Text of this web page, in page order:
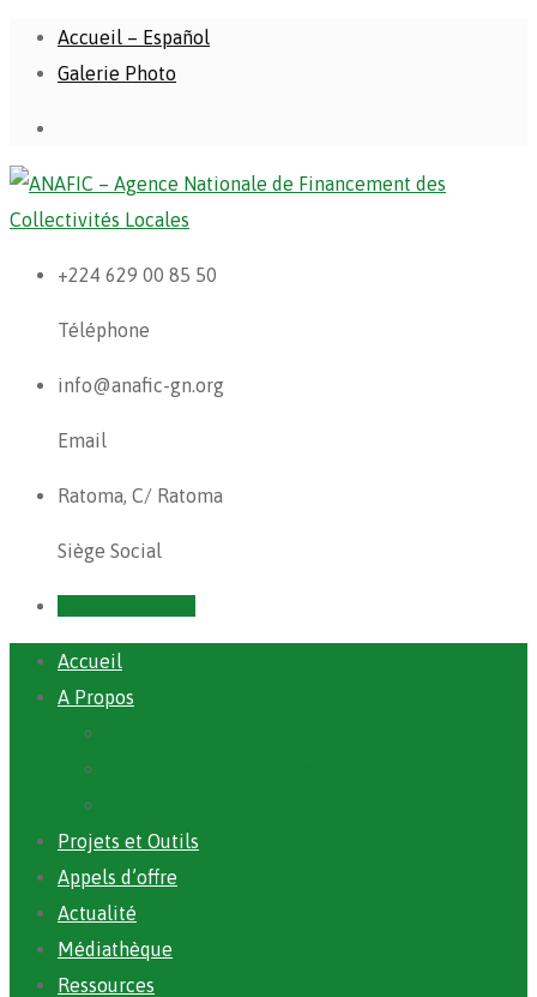
Accueil – Español
Galerie Photo
+224 629 00 85 50
Téléphone
info@anafic-gn.org
Email
Ratoma, C/ Ratoma
Siège Social
Accueil
A Propos
Projets et Outils
Appels d’offre
Actualité
Médiathèque
Ressources